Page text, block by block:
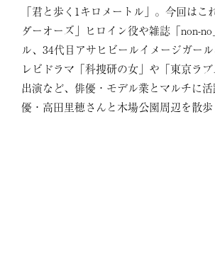
「君と歩く1キロメートル」。今回はこ
ダーオーズ」ヒロイン役や雑誌「non-
ル、34代目アサヒビールイメージガー
レビドラマ「科捜研の女」や「東京ラ
出演など、俳優・モデル業とマルチに
優・高田里穂さんと木場公園周辺を散歩